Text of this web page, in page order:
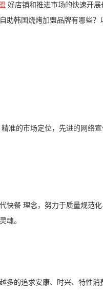
好店铺和推进市场的快速开展
助韩国烧烤加盟品牌有哪些
准的市场定位，先进的网络
快餐 理念，努力于质量规范
魂。
多的追求安康、时兴、特性